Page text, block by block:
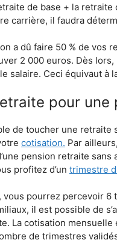
de base + la retraite
carrière, il faudra
a dû faire 50 % de
2 000 euros. Dès
salaire. Ceci équivaut à
pour une
de toucher une
cotisation. Par
pension retraite
profitez d’un trimestre
vous pourrez percevoir
il est possible de
La cotisation mensuelle
de trimestres